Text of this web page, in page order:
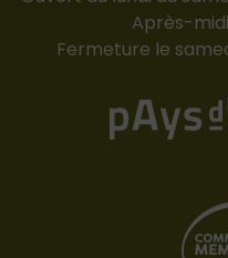
Après-
Fermeture le